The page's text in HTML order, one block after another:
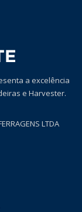
a excelência
e Harvester.
LTDA